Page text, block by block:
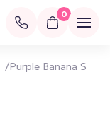
0
/Purple Banana S